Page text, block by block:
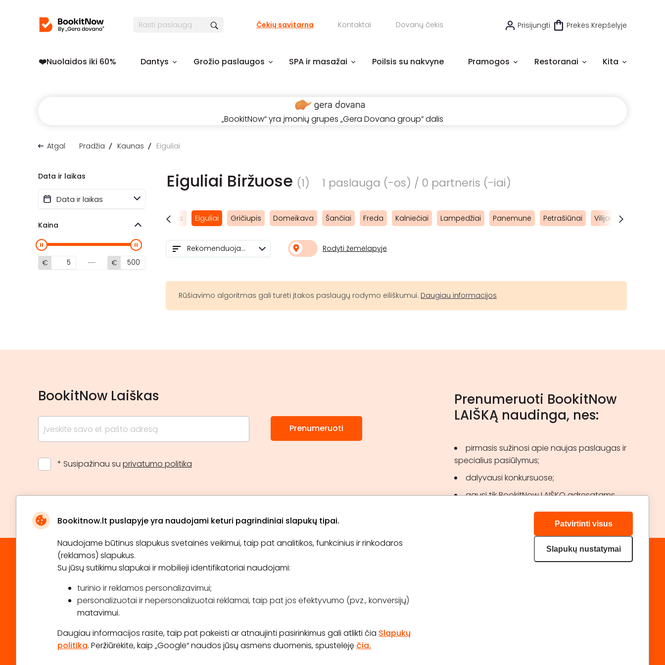
Bookitnow.lt puslapyje yra naudojami keturi pagrindiniai slapukų tipai.
Naudojame būtinus slapukus svetainės veikimui, taip pat analitikos, funkcinius ir rinkodaros
(reklamos) slapukus.
Su jūsų sutikimu slapukai ir mobilieji identifikatoriai naudojami:
turinio ir reklamos personalizavimui;
personalizuotai ir nepersonalizuotai reklamai, taip pat jos efektyvumo (pvz., konversijų)
matavimui.
Daugiau informacijos rasite, taip pat pakeisti ar atnaujinti pasirinkimus gali atlikti čia Slapukų
politika. Peržiūrėkite, kaip „Google“ naudos jūsų asmens duomenis, spustelėję čia.
Patvirtinti visus
Slapukų nustatymai
Čekių savitarna Kontaktai Dovanų čekis Prisijungti Prekės Krepšelyje
❤️️Nuolaidos iki 60% Dantys Grožio paslaugos SPA ir masažai Poilsis su nakvyne Pramogos Restoranai Kita
„BookitNow“ yra įmonių grupės „Gera Dovana group“ dalis
Atgal Pradžia Kaunas Eiguliai
Eiguliai Biržuose (1) 1 paslauga (-os) / 0 partneris (-iai)
Aleksotas Eiguliai Gričiupis Domeikava Šančiai Freda Kalniečiai Lampėdžiai Panemunė Petrašiūnai Vilijampolė
Data ir laikas
Kaina
€ €
Rekomenduojami Rodyti žemėlapyje
Rūšiavimo algoritmas gali turėti įtakos paslaugų rodymo eiliškumui. Daugiau informacijos
BookitNow Laiškas
* Susipažinau su privatumo politika
Prenumeruoti
Prenumeruoti BookitNow
LAIŠKĄ naudinga, nes:
pirmasis sužinosi apie naujas paslaugas ir
specialius pasiūlymus;
dalyvausi konkursuose;
gausi tik BookitNow LAIŠKO adresatams
TINKLARAŠTIS
Pirkimo taisyklės
Kontaktai
DRAUGAUKIME: